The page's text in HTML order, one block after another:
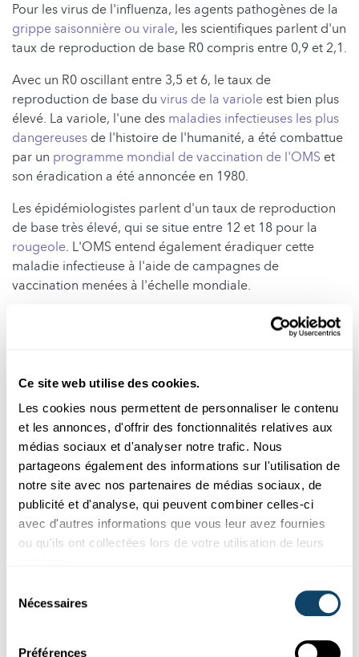
Ce site web utilise des cookies.
Les cookies nous permettent de personnaliser le contenu
et les annonces, d'offrir des fonctionnalités relatives aux
médias sociaux et d'analyser notre trafic. Nous
partageons également des informations sur l'utilisation de
notre site avec nos partenaires de médias sociaux, de
publicité et d'analyse, qui peuvent combiner celles-ci
avec d'autres informations que vous leur avez fournies
ou qu'ils ont collectées lors de votre utilisation de leurs
Nécessaires
Préférences
Pour les virus de l'influenza, les agents pathogènes de la
grippe saisonnière ou virale, les scientifiques parlent d'un
taux de reproduction de base R0 compris entre 0,9 et 2,1.
Avec un R0 oscillant entre 3,5 et 6, le taux de
reproduction de base du virus de la variole est bien plus
élevé. La variole, l'une des maladies infectieuses les plus
dangereuses de l'histoire de l'humanité, a été combattue
par un programme mondial de vaccination de l'OMS et
son éradication a été annoncée en 1980.
Les épidémiologistes parlent d'un taux de reproduction
de base très élevé, qui se situe entre 12 et 18 pour la
rougeole. L'OMS entend également éradiquer cette
maladie infectieuse à l'aide de campagnes de
vaccination menées à l'échelle mondiale.
Comment calcule-t-on le taux de
questions : durant combien de temps un individu infecté
est-il contagieux ; quelle est la fréquence de ses contacts
sociaux et quelle est la probabilité qu'il contamine
d'autres personnes ? Même si à première vue, les
questions peuvent sembler simples, y trouver des
réponses n'a rien de banal.
Un traçage intégral des contactspourrait contribuer à
les personnes infectées sont identifiées et mises en
propagation naturelle d'une infection du fait de son